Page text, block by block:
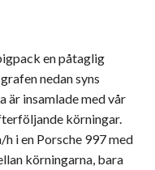
en påtaglig
nedan syns
är insamlade med vår
körningar.
i en Porsche 997 med
körningarna, bara